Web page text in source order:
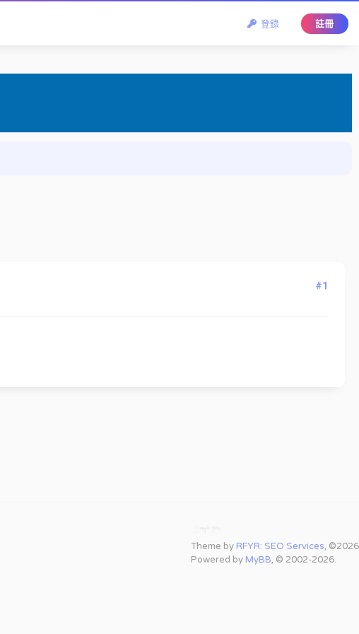
登錄 註冊
#1
Theme by RFYR: SEO Services, ©2026
Powered by MyBB, © 2002-2026.